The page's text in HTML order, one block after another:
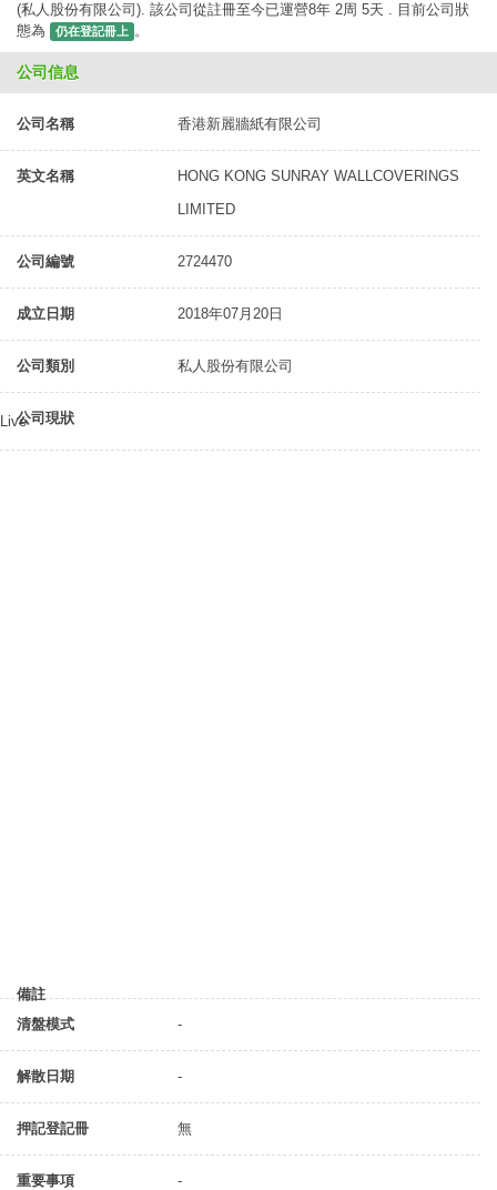
(私人股份有限公司). 該公司從註冊至今已運營8年 2周 5天 . 目前公司狀
態為
仍在登記冊上 。
公司信息
公司名稱 香港新麗牆紙有限公司
英文名稱
HONG KONG SUNRAY WALLCOVERINGS
LIMITED
公司編號 2724470
成立日期 2018年07月20日
公司類別 私人股份有限公司
公司現狀
Live
備註
清盤模式
-
解散日期 -
押記登記冊 無
重要事項 -